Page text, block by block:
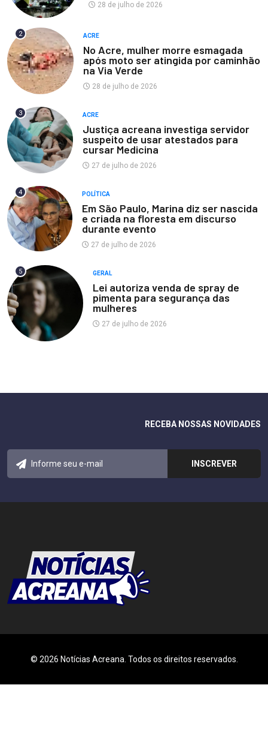
28 de julho de 2026
2 ACRE
No Acre, mulher morre esmagada
após moto ser atingida por caminhão
na Via Verde
28 de julho de 2026
3 ACRE
Justiça acreana investiga servidor
suspeito de usar atestados para
cursar Medicina
27 de julho de 2026
4 POLÍTICA
Em São Paulo, Marina diz ser nascida
e criada na floresta em discurso
durante evento
27 de julho de 2026
5 GERAL
Lei autoriza venda de spray de
pimenta para segurança das
mulheres
27 de julho de 2026
RECEBA NOSSAS NOVIDADES
© 2026 Notícias Acreana. Todos os direitos reservados.